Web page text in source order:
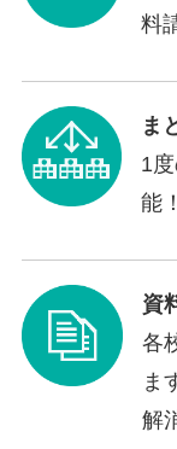
料
ま
1
能
資
各
ま
解